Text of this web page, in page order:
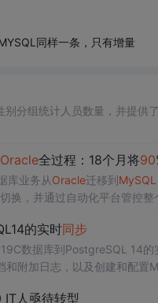
同样一条，只有增量
分组统计人员数量，并提供
Oracle全过程：18个月将90
库业务从Oracle迁移到MySQL
换，并通过自动化平台管控整
的实时同步
数据库到PostgreSQL 14的
和附加日志，以及创建和配置
人亟待转型